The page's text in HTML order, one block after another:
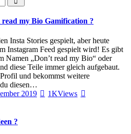
my Bio Gamification ?
Insta Stories gespielt, aber heute
Instagram Feed gespielt wird! Es gibt
Namen „Don’t read my Bio“ oder
diese Teile immer gleich aufgebaut.
und bekommst weitere
diesen…
2019 1KViews
?